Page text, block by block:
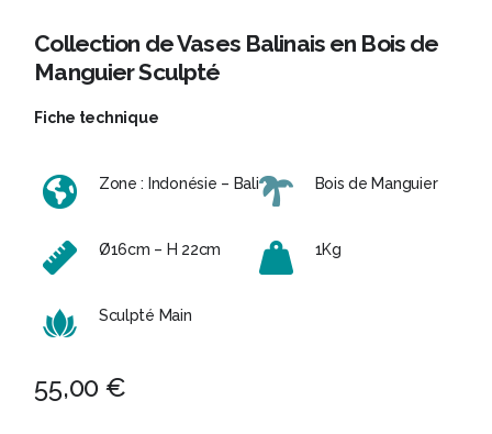
Collection de Vases Balinais en Bois de
Manguier Sculpté
Fiche technique
Zone : Indonésie – Bali
Ø16cm – H 22cm
Sculpté Main
Bois de Manguier
1Kg
55,00 €